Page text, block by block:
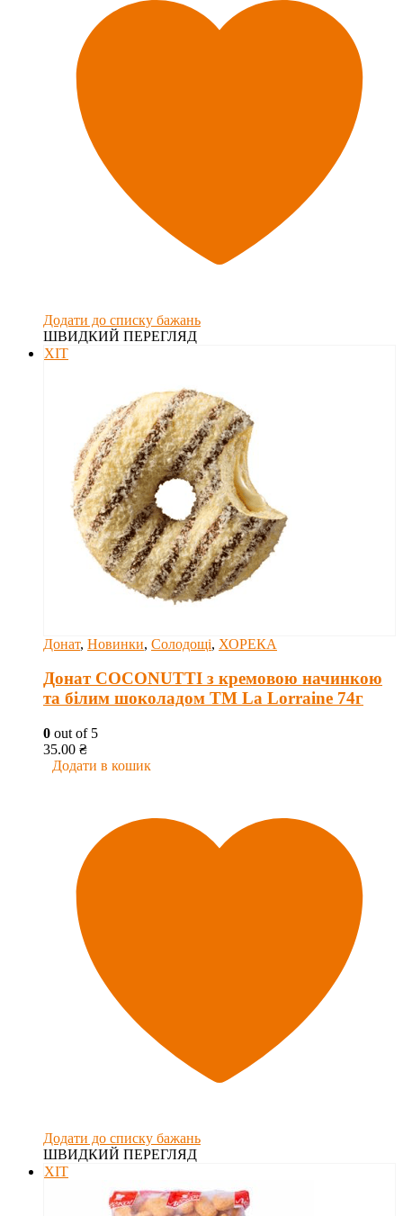
Додати до списку бажань
ШВИДКИЙ ПЕРЕГЛЯД
ХІТ
Донат, Новинки, Солодощі, ХОРЕКА
Донат COCONUTTI з кремовою начинкою
та білим шоколадом ТМ La Lorraine 74г
0 out of 5
35.00 ₴
Додати в кошик
Додати до списку бажань
ШВИДКИЙ ПЕРЕГЛЯД
ХІТ